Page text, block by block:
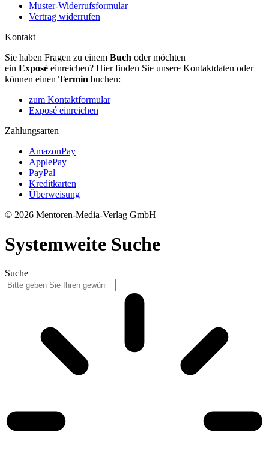
Muster-Widerrufsformular
Vertrag widerrufen
Kontakt
Sie haben Fragen zu einem Buch oder möchten
ein Exposé einreichen? Hier finden Sie unsere Kontaktdaten oder
können einen Termin buchen:
zum Kontaktformular
Exposé einreichen
Zahlungsarten
AmazonPay
ApplePay
PayPal
Kreditkarten
Überweisung
© 2026 Mentoren-Media-Verlag GmbH
Systemweite Suche
Suche